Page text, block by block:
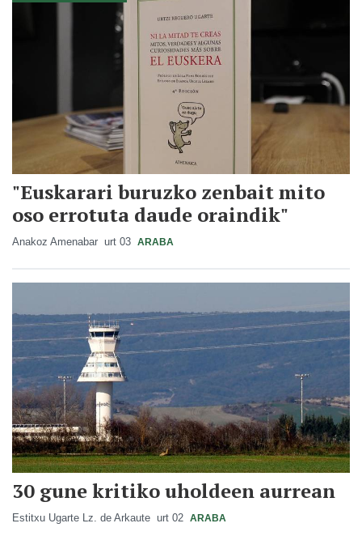
"Euskarari buruzko zenbait mito
oso errotuta daude oraindik"
Anakoz Amenabar urt 03 ARABA
30 gune kritiko uholdeen aurrean
Estitxu Ugarte Lz. de Arkaute urt 02 ARABA